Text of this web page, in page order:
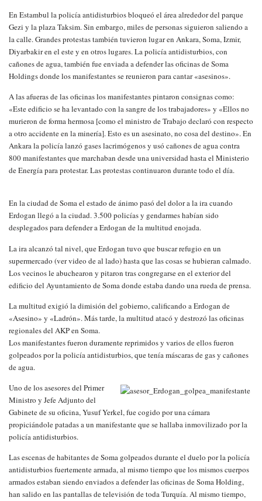
En Estambul la policía antidisturbios bloqueó el área alrededor del parque
Gezi y la plaza Taksim. Sin embargo, miles de personas siguieron saliendo a
la calle. Grandes protestas también tuvieron lugar en Ankara, Soma, Izmir,
Diyarbakir en el este y en otros lugares. La policía antidisturbios, con
cañones de agua, también fue enviada a defender las oficinas de Soma
Holdings donde los manifestantes se reunieron para cantar «asesinos».
A las afueras de las oficinas los manifestantes pintaron consignas como:
«Este edificio se ha levantado con la sangre de los trabajadores» y «Ellos no
murieron de forma hermosa [como el ministro de Trabajo declaró con respecto
a otro accidente en la minería]. Esto es un asesinato, no cosa del destino». En
Ankara la policía lanzó gases lacrimógenos y usó cañones de agua contra
800 manifestantes que marchaban desde una universidad hasta el Ministerio
de Energía para protestar. Las protestas continuaron durante todo el día.
En la ciudad de Soma el estado de ánimo pasó del dolor a la ira cuando
Erdogan llegó a la ciudad. 3.500 policías y gendarmes habían sido
desplegados para defender a Erdogan de la multitud enojada.
La ira alcanzó tal nivel, que Erdogan tuvo que buscar refugio en un
supermercado (ver video de al lado) hasta que las cosas se hubieran calmado.
Los vecinos le abuchearon y pitaron tras congregarse en el exterior del
edificio del Ayuntamiento de Soma donde estaba dando una rueda de prensa.
La multitud exigió la dimisión del gobierno, calificando a Erdogan de
«Asesino» y «Ladrón». Más tarde, la multitud atacó y destrozó las oficinas
regionales del AKP en Soma.
Los manifestantes fueron duramente reprimidos y varios de ellos fueron
golpeados por la policía antidisturbios, que tenía máscaras de gas y cañones
de agua.
Uno de los asesores del Primer
Ministro y Jefe Adjunto del
Gabinete de su oficina, Yusuf Yerkel, fue cogido por una cámara
propiciándole patadas a un manifestante que se hallaba inmovilizado por la
policía antidisturbios.
Las escenas de habitantes de Soma golpeados durante el duelo por la policía
antidisturbios fuertemente armada, al mismo tiempo que los mismos cuerpos
armados estaban siendo enviados a defender las oficinas de Soma Holding,
han salido en las pantallas de televisión de toda Turquía. Al mismo tiempo,